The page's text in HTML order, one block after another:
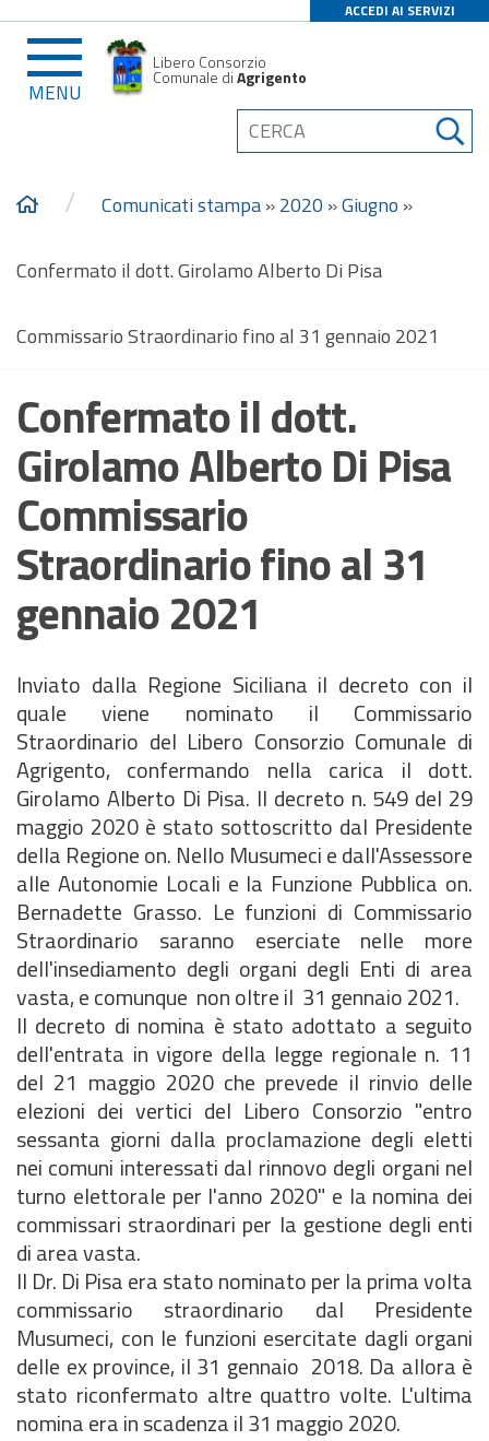
ACCEDI AI SERVIZI
MENU
Libero Consorzio
Comunale diAgrigento
/ Comunicati stampa»2020 »Giugno »
Confermato il dott. Girolamo Alberto Di Pisa
Commissario Straordinario fino al 31 gennaio 2021
Confermato il dott.
Girolamo Alberto Di Pisa
Commissario
Straordinario fino al 31
gennaio 2021
Inviato dalla Regione Siciliana il decreto con il
quale viene nominato il Commissario
Straordinario del Libero Consorzio Comunale di
Agrigento, confermando nella carica il dott.
Girolamo Alberto Di Pisa. Il decreto n. 549 del 29
maggio 2020 è stato sottoscritto dal Presidente
della Regione on. Nello Musumeci e dall'Assessore
alle Autonomie Locali e la Funzione Pubblica on.
Bernadette Grasso. Le funzioni di Commissario
Straordinario saranno eserciate nelle more
dell'insediamento degli organi degli Enti di area
vasta, e comunque non oltre il 31 gennaio 2021.
Il decreto di nomina è stato adottato a seguito
dell'entrata in vigore della legge regionale n. 11
del 21 maggio 2020 che prevede il rinvio delle
elezioni dei vertici del Libero Consorzio "entro
sessanta giorni dalla proclamazione degli eletti
nei comuni interessati dal rinnovo degli organi nel
turno elettorale per l'anno 2020" e la nomina dei
commissari straordinari per la gestione degli enti
di area vasta.
Il Dr. Di Pisa era stato nominato per la prima volta
commissario straordinario dal Presidente
Musumeci, con le funzioni esercitate dagli organi
delle ex province, il 31 gennaio 2018. Da allora è
stato riconfermato altre quattro volte. L'ultima
nomina era in scadenza il 31 maggio 2020.